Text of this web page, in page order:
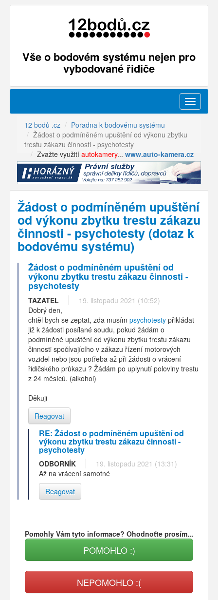
Vše o bodovém systému nejen pro
vybodované řidiče
Menu
12 bodů .cz
Poradna k bodovému systému
Žádost o podmíněném upuštění od výkonu zbytku
trestu zákazu činnosti - psychotesty
Zvažte využití autokamery... www.auto-kamera.cz
Žádost o podmíněném upuštění
od výkonu zbytku trestu zákazu
činnosti - psychotesty (dotaz k
bodovému systému)
Žádost o podmíněném upuštění od
výkonu zbytku trestu zákazu činnosti -
psychotesty
TAZATEL
19. listopadu 2021 (10:52)
Dobrý den,
chtěl bych se zeptat, zda musím psychotesty přikládat
již k žádosti posílané soudu, pokud žádám o
podmíněné upuštění od výkonu zbytku trestu zákazu
činnosti spočívajícího v zákazu řízení motorových
vozidel nebo jsou potřeba až při žádosti o vrácení
řidičského průkazu ? Žádám po uplynutí poloviny trestu
z 24 měsíců. (alkohol)
Děkuji
Reagovat
RE: Žádost o podmíněném upuštění od
výkonu zbytku trestu zákazu činnosti -
psychotesty
ODBORNÍK
19. listopadu 2021 (13:31)
Až na vrácení samotné
Reagovat
Pomohly Vám tyto informace? Ohodnoťte prosím...
POMOHLO :)
NEPOMOHLO :(